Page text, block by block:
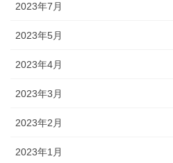
2023年7月
2023年5月
2023年4月
2023年3月
2023年2月
2023年1月